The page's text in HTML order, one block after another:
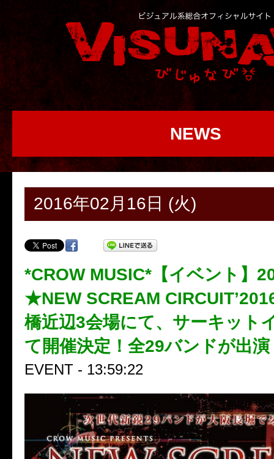
NEWS
2016年02月16日 (火)
*CROW MUSIC*【イベント】
★NEW SCREAM
橋近辺3会場にて、サーキット
て開催決定！全29バンドが出演
EVENT - 13:59:22